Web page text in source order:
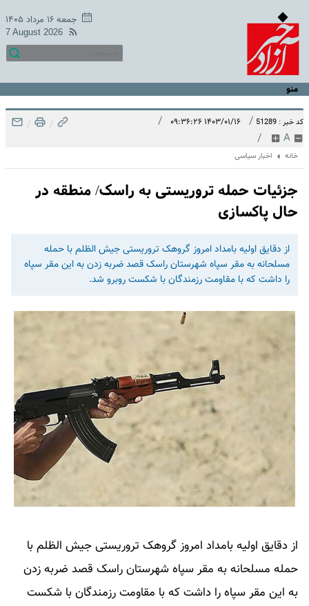
جمعه ۱۶ مرداد ۱۴۰۵
7 August 2026
منو
کد خبر : 51289 / ۱۴۰۳/۰۱/۱۶ ۰۹:۳۶:۲۶ /
A
/
/
/
خانه اخبار سیاسی
جزئیات حمله تروریستی به راسک/ منطقه در
حال پاکسازی
از دقایق اولیه بامداد امروز گروهک تروریستی جیش الظلم با حمله
مسلحانه به مقر سپاه شهرستان راسک قصد ضربه زدن به این مقر سپاه
را داشت که با مقاومت رزمندگان با شکست روبرو شد.
از دقایق اولیه بامداد امروز گروهک تروریستی جیش الظلم با
حمله مسلحانه به مقر سپاه شهرستان راسک قصد ضربه زدن
به این مقر سپاه را داشت که با مقاومت رزمندگان با شکست